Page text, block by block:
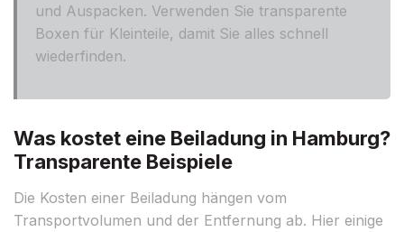
und Auspacken. Verwenden Sie transparente
Boxen für Kleinteile, damit Sie alles schnell
wiederfinden.
Was kostet eine Beiladung in Hamburg?
Transparente Beispiele
Die Kosten einer Beiladung hängen vom
Transportvolumen und der Entfernung ab. Hier einige